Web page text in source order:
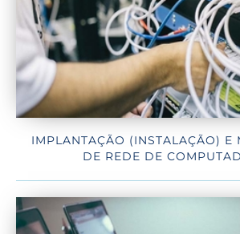
IMPLANTAÇÃO (INSTALAÇÃO) E
DE REDE DE